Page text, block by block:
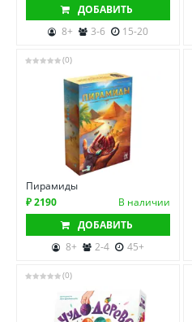
ДОБАВИТЬ
8+
3-6 15-20
(0)
Пирамиды
₽ 2190
В наличии
ДОБАВИТЬ
8+
2-4 45+
(0)